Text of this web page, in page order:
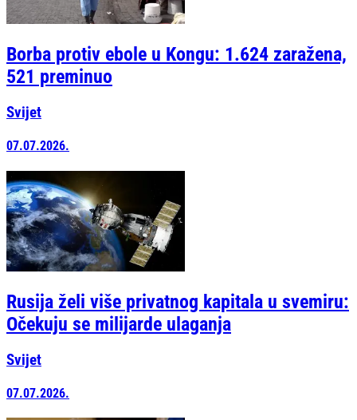
Borba protiv ebole u Kongu: 1.624 zaražena,
521 preminuo
Svijet
07.07.2026.
Rusija želi više privatnog kapitala u svemiru:
Očekuju se milijarde ulaganja
Svijet
07.07.2026.